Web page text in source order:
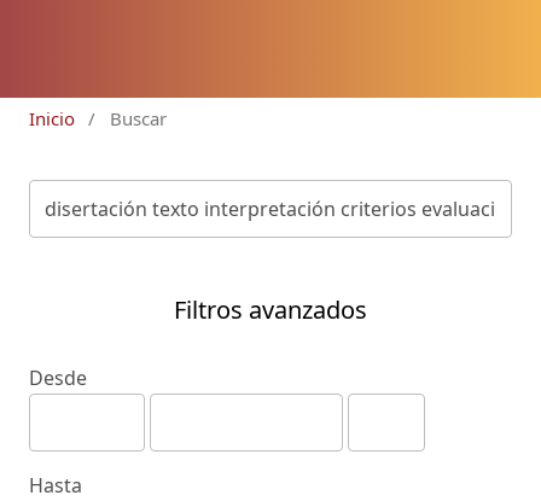
Inicio / Buscar
Filtros avanzados
Desde
Hasta